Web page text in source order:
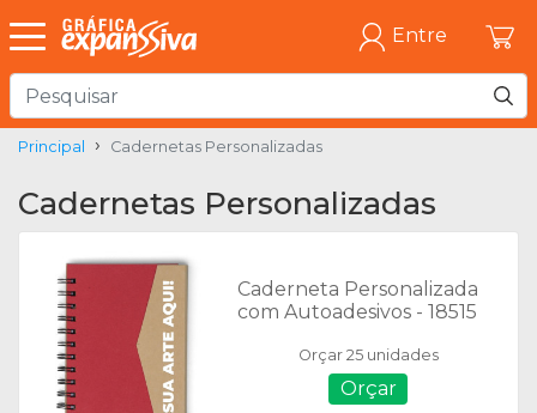
Entre
Principal Cadernetas Personalizadas
Cadernetas Personalizadas
Caderneta Personalizada
com Autoadesivos - 18515
Orçar 25 unidades
Orçar